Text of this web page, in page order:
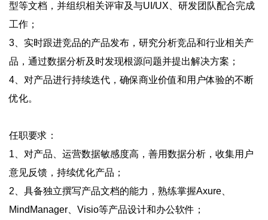
型等文档，并组织相关评审及与UI/UX、研发团队配合完成
工作；
3、实时跟进竞品的产品发布，研究分析竞品和行业相关产
品，通过数据分析及时发现根源问题并提出解决方案；
4、对产品进行持续迭代，确保商业价值和用户体验的不断
优化。
任职要求：
1、对产品、运营数据敏感度高，善用数据分析，收集用户
意见反馈，持续优化产品；
2、具备独立撰写产品文档的能力，熟练掌握Axure、
MindManager、Visio等产品设计和办公软件；